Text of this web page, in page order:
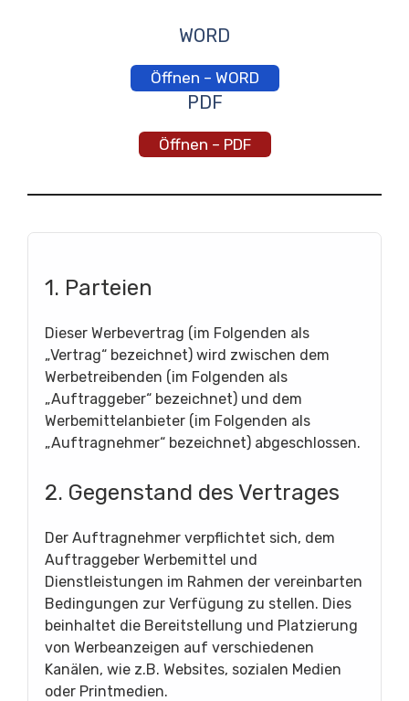
WORD
Öffnen – WORD
PDF
Öffnen – PDF
1. Parteien
Dieser Werbevertrag (im Folgenden als
„Vertrag“ bezeichnet) wird zwischen dem
Werbetreibenden (im Folgenden als
„Auftraggeber“ bezeichnet) und dem
Werbemittelanbieter (im Folgenden als
„Auftragnehmer“ bezeichnet) abgeschlossen.
2. Gegenstand des Vertrages
Der Auftragnehmer verpflichtet sich, dem
Auftraggeber Werbemittel und
Dienstleistungen im Rahmen der vereinbarten
Bedingungen zur Verfügung zu stellen. Dies
beinhaltet die Bereitstellung und Platzierung
von Werbeanzeigen auf verschiedenen
Kanälen, wie z.B. Websites, sozialen Medien
oder Printmedien.